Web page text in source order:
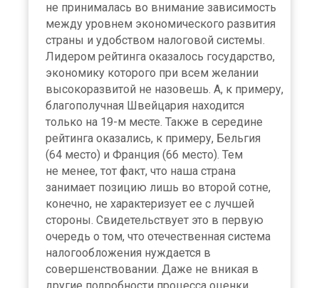
не принималась во внимание зависимость
между уровнем экономического развития
страны и удобством налоговой системы.
Лидером рейтинга оказалось государство,
экономику которого при всем желании
высокоразвитой не назовешь. А, к примеру,
благополучная Швейцария находится
только на 19-м месте. Также в середине
рейтинга оказались, к примеру, Бельгия
(64 место) и Франция (66 место). Тем
не менее, тот факт, что наша страна
занимает позицию лишь во второй сотне,
конечно, не характеризует ее с лучшей
стороны. Свидетельствует это в первую
очередь о том, что отечественная система
налогообложения нуждается в
совершенствовании. Даже не вникая в